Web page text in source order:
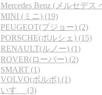
Mercedes Benz (メルセデス
MINI (ミニ) (19)
PEUGEOT(プジョー) (2)
PORSCHE(ポルシェ) (15)
RENAULT(ルノー) (1)
ROVER(ローバー) (2)
SMART (1)
VOLVO(ボルボ) (1)
いすゞ (3)